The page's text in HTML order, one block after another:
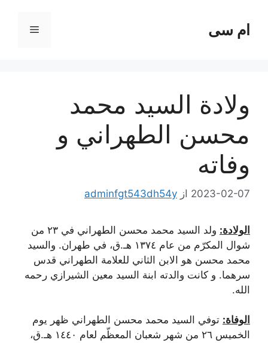
محتواام سی فهرست
ولادة السيد محمد
محسن الطهراني و
وفاته
2023-02-07 از adminfgt543dh54y
الولادة:
ولد السيد محمد محسن الطهراني في ۲۳ من
شوال ‌المكرّم من عام ۱۳۷٤ هـ.ق، في طهران. والسيد
محمد محسن هو الابن الثاني للعلامة الطهراني قدس
سرهما. و كانت والدته ابنة السيد معين الشيرازي رحمه
الله.
الوفاة: توفي السيد محمد محسن الطهراني ظهر يوم
الخميس ۲٦ من شهر شعبان ‌المعظّم لعام ۱٤٤۰ هـ.ق،